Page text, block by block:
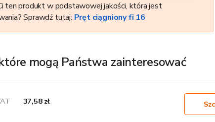
ten produkt w podstawowej jakości, która jest
Sprawdź tutaj: Pręt ciągniony fi 16
mogą Państwa zainteresować
37,58 zł